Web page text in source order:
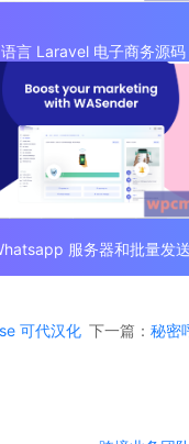
言 Laravel 电子商务源码
可代汉化 下一篇： 秘密